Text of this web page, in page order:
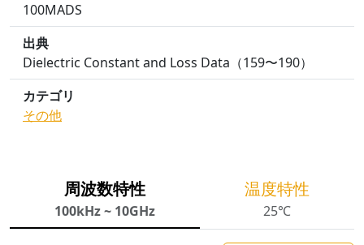
100MADS
出典
Dielectric Constant and Loss Data（159〜190）
カテゴリ
その他
周波数特性
100kHz ~ 10GHz
温度特性
25℃